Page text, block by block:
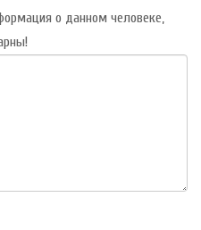
о данном человеке,